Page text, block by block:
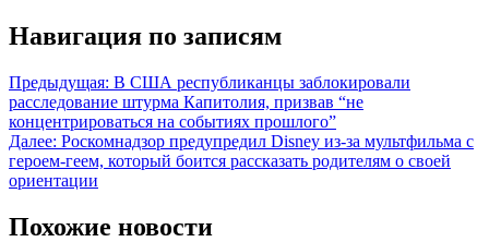
Навигация по записям
Предыдущая: В США республиканцы заблокировали
расследование штурма Капитолия, призвав “не
концентрироваться на событиях прошлого”
Далее: Роскомнадзор предупредил Disney из-за мультфильма c
героем-геем, который боится рассказать родителям о своей
ориентации
Похожие новости